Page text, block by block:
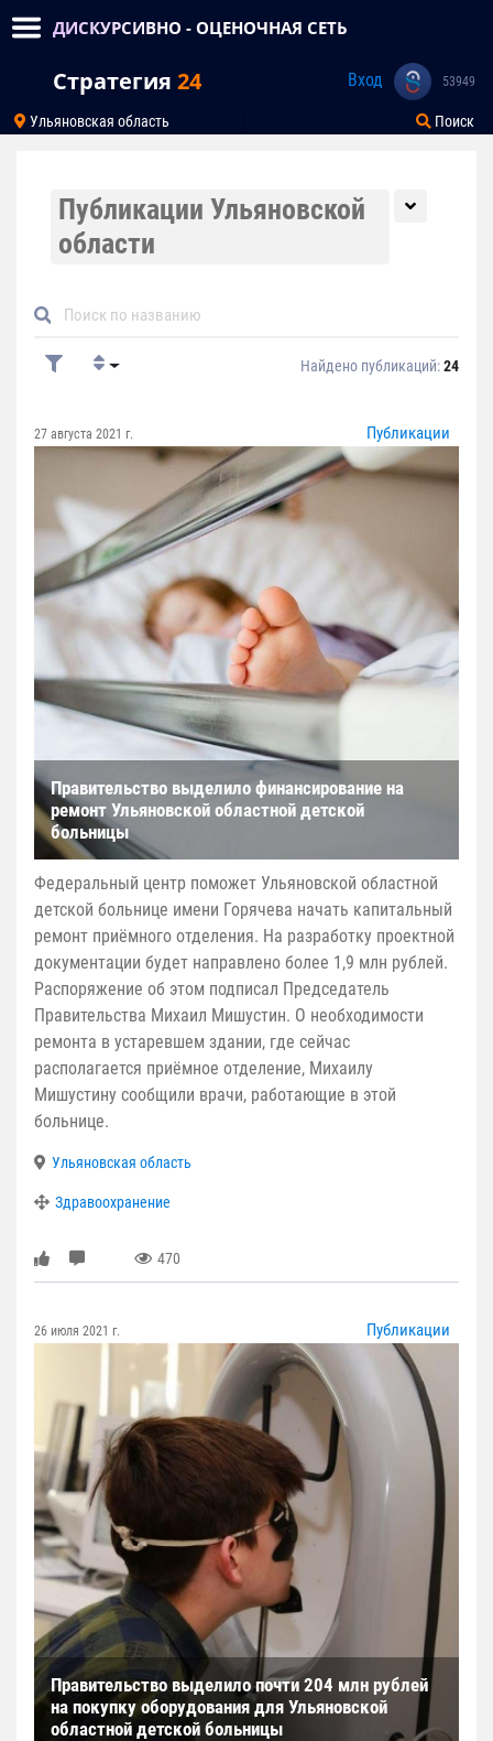
ДИСКУРСИВНО - ОЦЕНОЧНАЯ СЕТЬ
Стратегия 24 Вход 53949
Ульяновская область Поиск
Публикации Ульяновской
области
Найдено публикаций:24
27 августа 2021 г. Публикации
Правительство выделило финансирование на
ремонт Ульяновской областной детской
больницы
Федеральный центр поможет Ульяновской областной
детской больнице имени Горячева начать капитальный
ремонт приёмного отделения. На разработку проектной
документации будет направлено более 1,9 млн рублей.
Распоряжение об этом подписал Председатель
Правительства Михаил Мишустин. О необходимости
ремонта в устаревшем здании, где сейчас
располагается приёмное отделение, Михаилу
Мишустину сообщили врачи, работающие в этой
больнице.
Ульяновская область
Здравоохранение
470
26 июля 2021 г. Публикации
Правительство выделило почти 204 млн рублей
на покупку оборудования для Ульяновской
областной детской больницы